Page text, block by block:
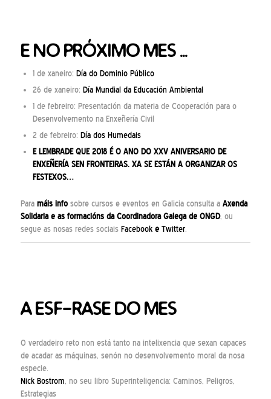
E NO PRÓXIMO MES …
1 de xaneiro: Día do Dominio Público
26 de xaneiro: Día Mundial da Educación Ambiental
1 de febreiro: Presentación da materia de Cooperación para o
Desenvolvemento na Enxeñería Civil
2 de febreiro: Día dos Humedais
E LEMBRADE QUE 2018 É O ANO DO XXV ANIVERSARIO DE
ENXEÑERÍA SEN FRONTEIRAS. XA SE ESTÁN A ORGANIZAR OS
FESTEXOS…
Para máis infosobre cursos e eventos en Galicia consulta a Axenda
Solidariae as formaciónsda Coordinadora Galega de ONGD, ou
segue as nosas redes sociais Facebooke Twitter.
A ESF-RASE DO MES
O verdadeiro reto non está tanto na intelixencia que sexan capaces
de acadar as máquinas, senón no desenvolvemento moral da nosa
especie.
Nick Bostrom, no seu libro Superinteligencia: Caminos, Peligros,
Estrategias